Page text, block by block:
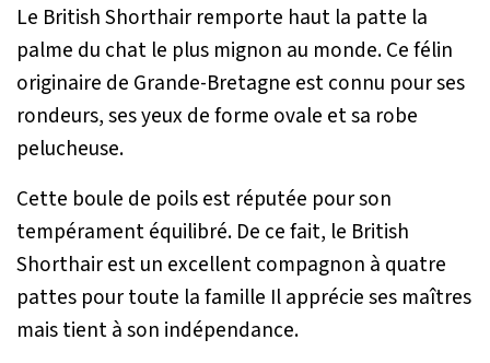
Le British Shorthair remporte haut la patte la
palme du chat le plus mignon au monde. Ce félin
originaire de Grande-Bretagne est connu pour ses
rondeurs, ses yeux de forme ovale et sa robe
pelucheuse.
Cette boule de poils est réputée pour son
tempérament équilibré. De ce fait, le British
Shorthair est un excellent compagnon à quatre
pattes pour toute la famille Il apprécie ses maîtres
mais tient à son indépendance.